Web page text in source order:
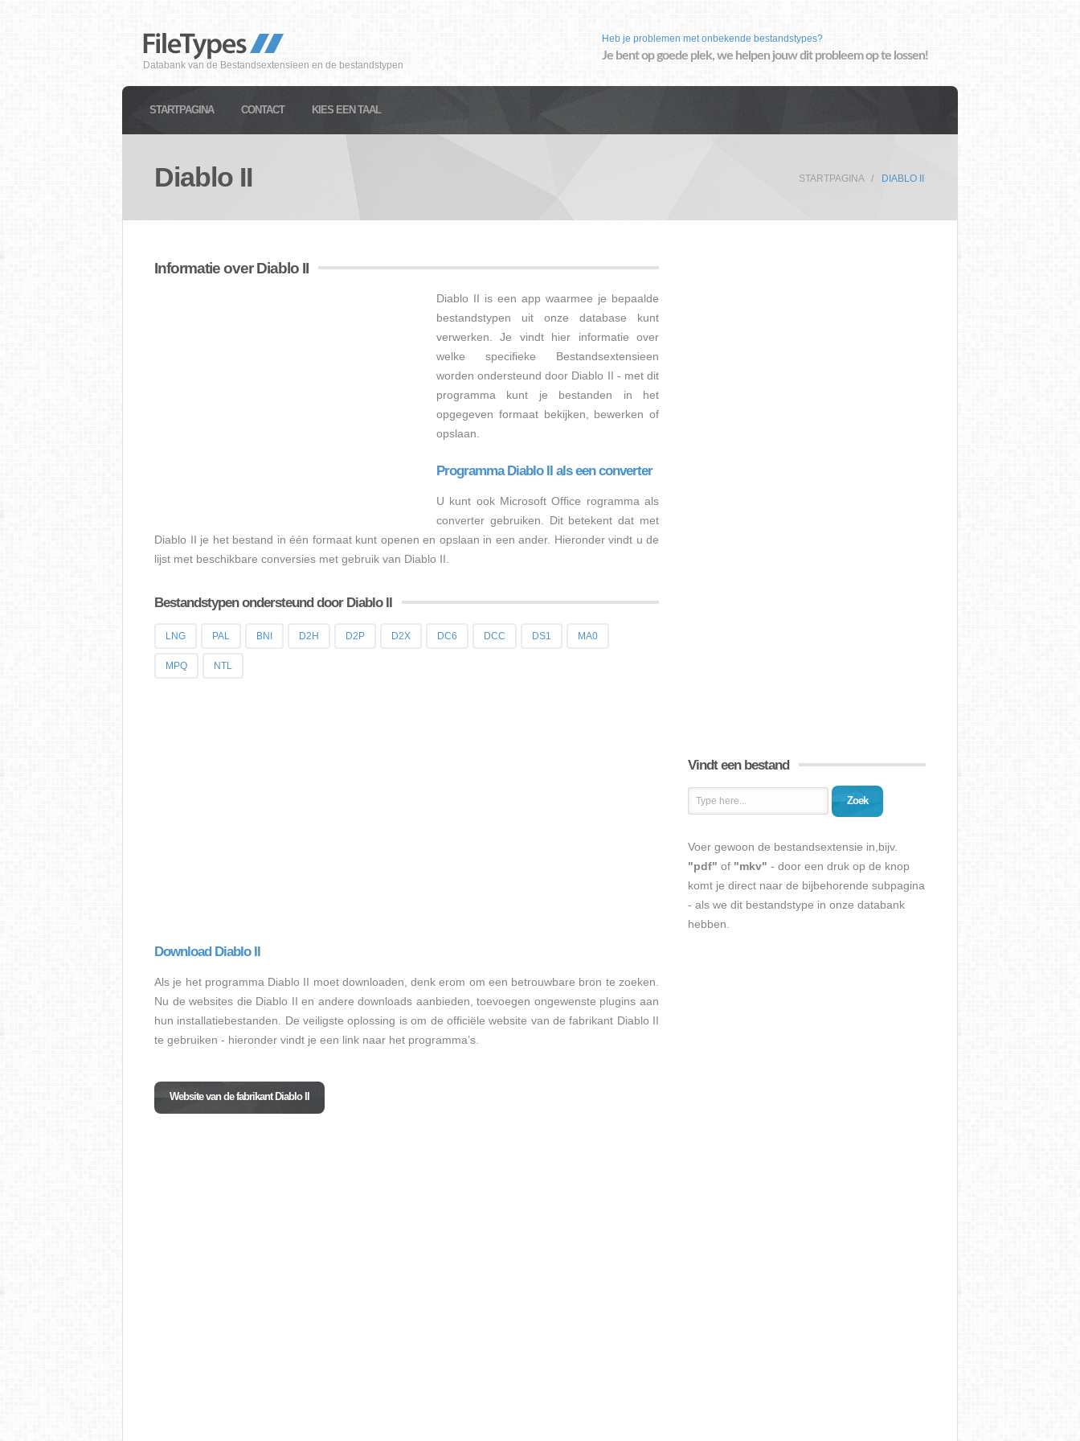
Databank van de Bestandsextensieen en de bestandstypen
Heb je problemen met onbekende bestandstypes?
Je bent op goede plek, we helpen jouw dit probleem op te lossen!
STARTPAGINA CONTACT KIES EEN TAAL
Diablo II STARTPAGINA DIABLO II
Informatie over Diablo II
Diablo II is een app waarmee je bepaalde
bestandstypen uit onze database kunt
verwerken. Je vindt hier informatie over
welke specifieke Bestandsextensieen
worden ondersteund door Diablo II - met dit
programma kunt je bestanden in het
opgegeven formaat bekijken, bewerken of
opslaan.
Programma Diablo II als een converter
U kunt ook Microsoft Office rogramma als
converter gebruiken. Dit betekent dat met
Diablo II je het bestand in één formaat kunt openen en opslaan in een ander. Hieronder vindt u de
lijst met beschikbare conversies met gebruik van Diablo II.
Bestandstypen ondersteund door Diablo II
LNG PAL BNI D2H D2P D2X DC6 DCC DS1 MA0
MPQ NTL
Download Diablo II
Als je het programma Diablo II moet downloaden, denk erom om een betrouwbare bron te zoeken.
Nu de websites die Diablo II en andere downloads aanbieden, toevoegen ongewenste plugins aan
hun installatiebestanden. De veiligste oplossing is om de officiële website van de fabrikant Diablo II
te gebruiken - hieronder vindt je een link naar het programma’s.
Website van de fabrikant Diablo II
Vindt een bestand
Zoek
Voer gewoon de bestandsextensie in,bijv.
"pdf" of "mkv" - door een druk op de knop
komt je direct naar de bijbehorende subpagina
- als we dit bestandstype in onze databank
hebben.